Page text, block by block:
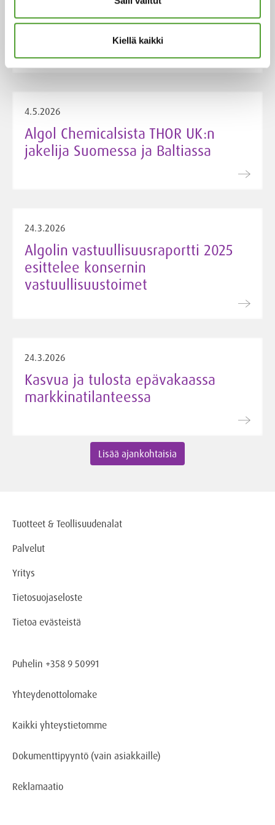
Kiellä kaikki
hopeatason EcoVadis-arvioinnissa –
hankinnan kestävyys vahvistui
4.5.2026
Algol Chemicalsista THOR UK:n
jakelija Suomessa ja Baltiassa
24.3.2026
Algolin vastuullisuusraportti 2025
esittelee konsernin
vastuullisuustoimet
24.3.2026
Kasvua ja tulosta epävakaassa
markkinatilanteessa
Lisää ajankohtaisia
Tuotteet & Teollisuudenalat
Palvelut
Yritys
Tietosuojaseloste
Tietoa evästeistä
Puhelin +358 9 50991
Yhteydenottolomake
Kaikki yhteystietomme
Dokumenttipyyntö (vain asiakkaille)
Reklamaatio